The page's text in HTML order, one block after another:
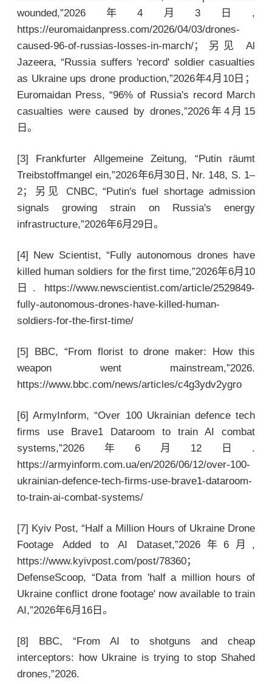
wounded,”2026年4月3日,
https://euromaidanpress.com/2026/04/03/drones-
caused-96-of-russias-losses-in-march/；另见 Al
Jazeera, “Russia suffers 'record' soldier casualties
as Ukraine ups drone production,”2026年4月10日；
Euromaidan Press, “96% of Russia's record March
casualties were caused by drones,”2026年4月15
日。
[3] Frankfurter Allgemeine Zeitung, “Putin räumt
Treibstoffmangel ein,”2026年6月30日, Nr. 148, S. 1–
2；另见 CNBC, “Putin's fuel shortage admission
signals growing strain on Russia's energy
infrastructure,”2026年6月29日。
[4] New Scientist, “Fully autonomous drones have
killed human soldiers for the first time,”2026年6月10
日. https://www.newscientist.com/article/2529849-
fully-autonomous-drones-have-killed-human-
soldiers-for-the-first-time/
[5] BBC, “From florist to drone maker: How this
weapon went mainstream,”2026.
https://www.bbc.com/news/articles/c4g3ydv2ygro
[6] ArmyInform, “Over 100 Ukrainian defence tech
firms use Brave1 Dataroom to train AI combat
systems,”2026年6月12日.
https://armyinform.com.ua/en/2026/06/12/over-100-
ukrainian-defence-tech-firms-use-brave1-dataroom-
to-train-ai-combat-systems/
[7] Kyiv Post, “Half a Million Hours of Ukraine Drone
Footage Added to AI Dataset,”2026年6月,
https://www.kyivpost.com/post/78360；
DefenseScoop, “Data from 'half a million hours of
Ukraine conflict drone footage' now available to train
AI,”2026年6月16日。
[8] BBC, “From AI to shotguns and cheap
interceptors: how Ukraine is trying to stop Shahed
drones,”2026.